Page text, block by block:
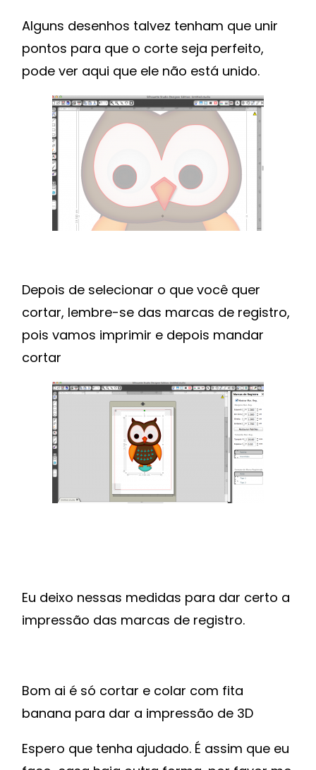
Alguns desenhos talvez tenham que unir
pontos para que o corte seja perfeito,
pode ver aqui que ele não está unido.
Depois de selecionar o que você quer
cortar, lembre-se das marcas de registro,
pois vamos imprimir e depois mandar
cortar
Eu deixo nessas medidas para dar certo a
impressão das marcas de registro.
Bom ai é só cortar e colar com fita
banana para dar a impressão de 3D
Espero que tenha ajudado. É assim que eu